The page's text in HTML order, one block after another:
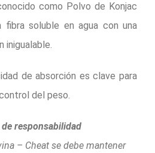
como Polvo de Konjac
fibra soluble en agua con una
inigualable.
de absorción es clave para
del peso.
responsabilidad
– Cheat se debe mantener